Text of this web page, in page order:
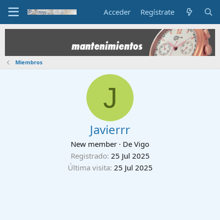
Acceder Regístrate
Miembros
J
Javierrr
New member · De Vigo
Registrado 25 Jul 2025
Última visita 25 Jul 2025